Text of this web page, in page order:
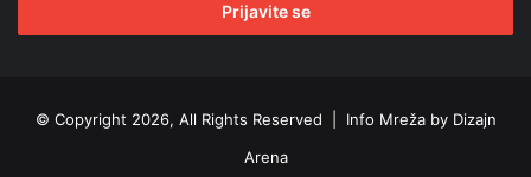
© Copyright 2026, All Rights Reserved | Info Mreža by Dizajn
Arena